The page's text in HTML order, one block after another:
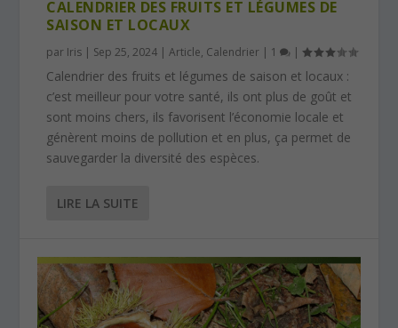
CALENDRIER DES FRUITS ET LÉGUMES DE
SAISON ET LOCAUX
par Iris | Sep 25, 2024 |Article, Calendrier | 1 |
Calendrier des fruits et légumes de saison et locaux :
c’est meilleur pour votre santé, ils ont plus de goût et
sont moins chers, ils favorisent l’économie locale et
génèrent moins de pollution et en plus, ça permet de
sauvegarder la diversité des espèces.
LIRE LA SUITE